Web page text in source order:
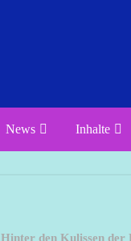
News Inhalte
Hinter den Kulissen der